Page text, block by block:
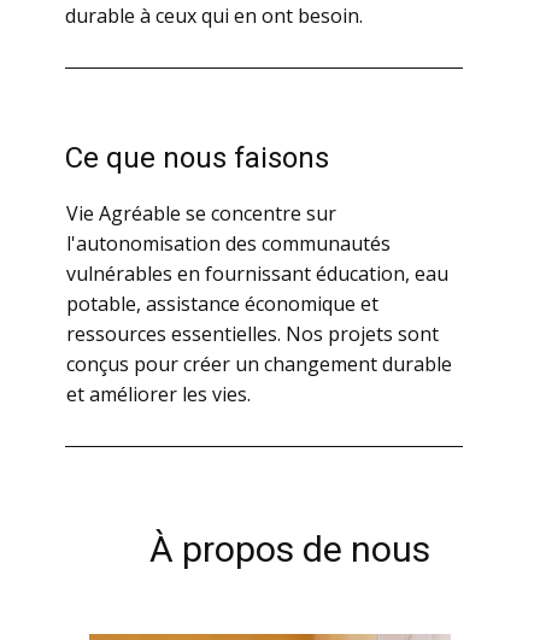
durable à ceux qui en ont besoin.
Ce que nous faisons
Vie Agréable se concentre sur
l'autonomisation des communautés
vulnérables en fournissant éducation, eau
potable, assistance économique et
ressources essentielles. Nos projets sont
conçus pour créer un changement durable
et améliorer les vies.
À propos de nous